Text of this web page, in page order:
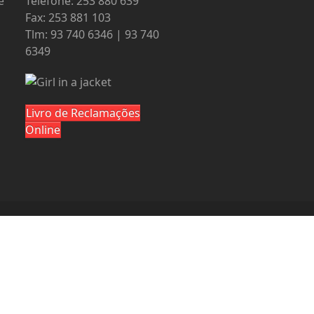
Fax: 253 881 103
Tlm: 93 740 6346 | 93 740
6349
Livro de Reclamações
Online